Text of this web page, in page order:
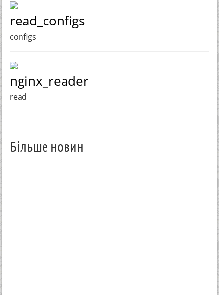
read_configs
configs
nginx_reader
read
Більше новин